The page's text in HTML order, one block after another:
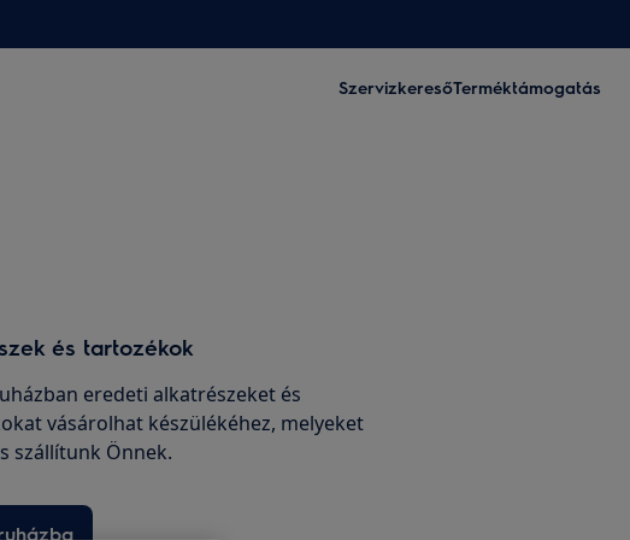
SzervizkeresőTerméktámogatás
és tartozékok
eredeti alkatrészeket és
vásárolhat készülékéhez, melyeket
szállítunk Önnek.